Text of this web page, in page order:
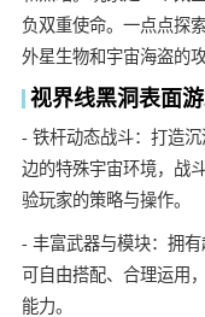
负双重使命。一点点探
外星生物和宇宙海盗的
视界线黑洞表面
- 铁杆动态战斗：打造
边的特殊宇宙环境，战
验玩家的策略与操作。
- 丰富武器与模块：拥
可自由搭配、合理运用
能力。